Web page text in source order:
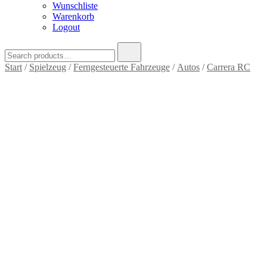
Wunschliste
Warenkorb
Logout
for:
Start / Spielzeug /Ferngesteuerte Fahrzeuge / Autos /Carrera RC